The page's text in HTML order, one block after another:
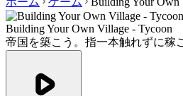
Building Your Own Village - Tycoon
帝国を築こう。指一本触れずに稼